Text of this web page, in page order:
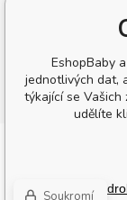
WWW
EshopBaby
jednotlivých dat,
týkající se Vašich
udělíte
Soukromí